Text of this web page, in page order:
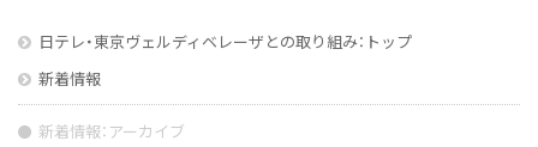
日テレ・東京ヴェルディベレーザとの取り組み：トップ
新着情報
新着情報：アーカイブ